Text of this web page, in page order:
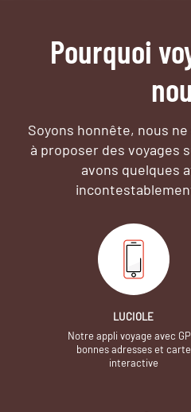
Pourquoi
Soyons honnête, nous
à proposer des voyages
avons quelques
LUCIOLE
Notre appli voyage avec
bonnes adresses et carte
interactive